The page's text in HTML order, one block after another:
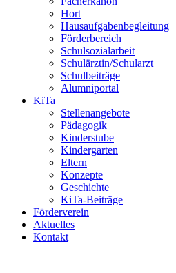
Hort
Hausaufgabenbegleitung
Förderbereich
Schulsozialarbeit
Schulärztin/Schularzt
Schulbeiträge
Alumniportal
KiTa
Stellenangebote
Pädagogik
Kinderstube
Kindergarten
Eltern
Konzepte
Geschichte
KiTa-Beiträge
Förderverein
Aktuelles
Kontakt